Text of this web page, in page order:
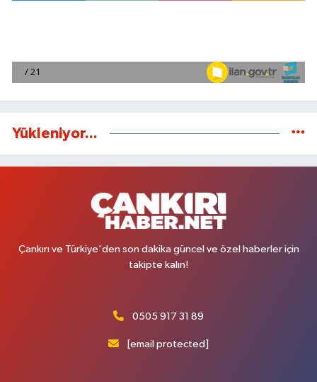
Yükleniyor...
Çankırı ve Türkiye'den son dakika güncel ve özel haberler için
takipte kalın!
0505 917 31 89
[email protected]